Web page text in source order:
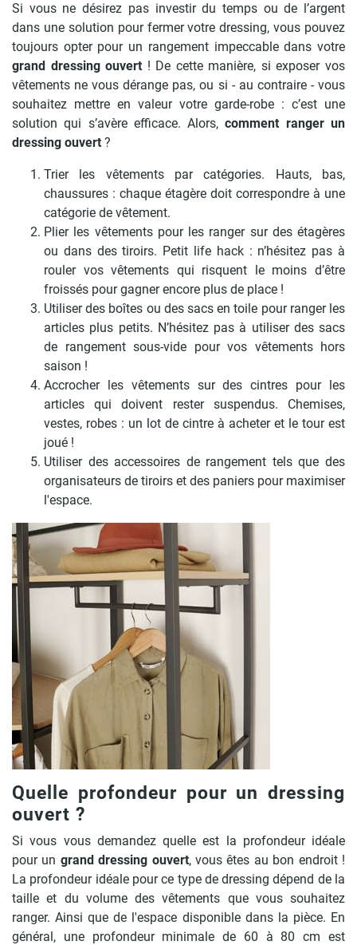
Si vous ne désirez pas investir du temps ou de l’argent
dans une solution pour fermer votre dressing, vous pouvez
toujours opter pour un rangement impeccable dans votre
grand dressing ouvert ! De cette manière, si exposer vos
vêtements ne vous dérange pas, ou si - au contraire - vous
souhaitez mettre en valeur votre garde-robe : c’est une
solution qui s’avère efficace. Alors,comment ranger un
dressing ouvert ?
Trier les vêtements par catégories. Hauts, bas,
chaussures : chaque étagère doit correspondre à une
catégorie de vêtement.
Plier les vêtements pour les ranger sur des étagères
ou dans des tiroirs. Petit life hack : n’hésitez pas à
rouler vos vêtements qui risquent le moins d’être
froissés pour gagner encore plus de place !
Utiliser des boîtes ou des sacs en toile pour ranger les
articles plus petits. N’hésitez pas à utiliser des sacs
de rangement sous-vide pour vos vêtements hors
saison !
Accrocher les vêtements sur des cintres pour les
articles qui doivent rester suspendus. Chemises,
vestes, robes : un lot de cintre à acheter et le tour est
joué !
Utiliser des accessoires de rangement tels que des
organisateurs de tiroirs et des paniers pour maximiser
l'espace.
Quelle profondeur pour un dressing
ouvert ?
Si vous vous demandez quelle est la profondeur idéale
pour un grand dressing ouvert, vous êtes au bon endroit !
La profondeur idéale pour ce type de dressing dépend de la
taille et du volume des vêtements que vous souhaitez
ranger. Ainsi que de l'espace disponible dans la pièce. En
général, une profondeur minimale de 60 à 80 cm est